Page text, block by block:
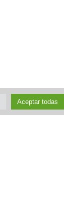
Aceptar todas